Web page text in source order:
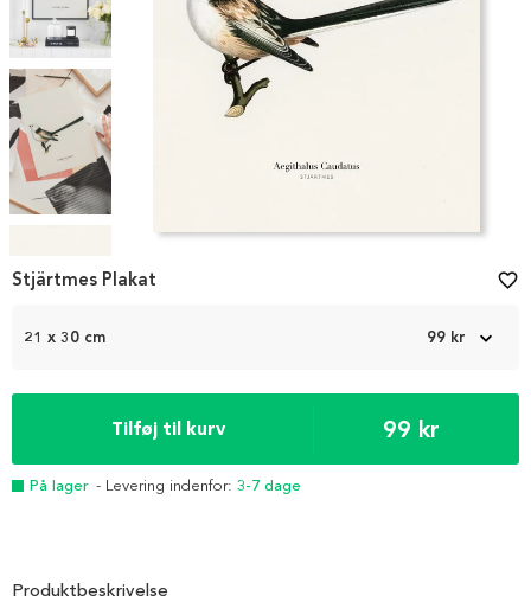
1
21 x 30 cm 99 kr
Tilføj til kurv 99 kr
På lager - Levering indenfor: 3-7 dage
Stjärtmes Plakat favorite_border
Produktbeskrivelse